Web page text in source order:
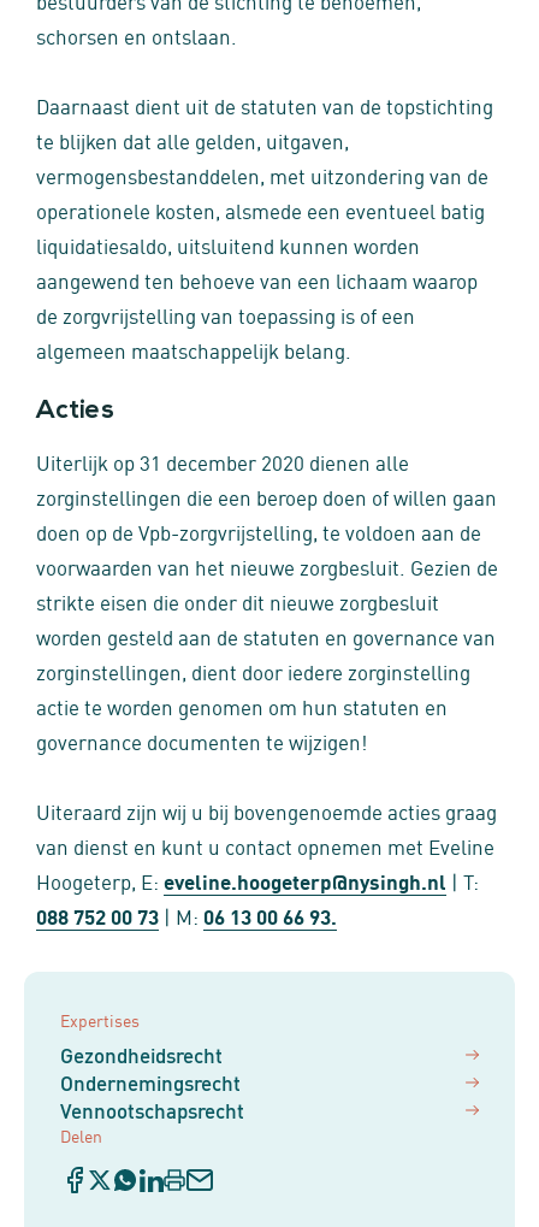
schorsen en ontslaan.
Daarnaast dient uit de statuten van de topstichting
te blijken dat alle gelden, uitgaven,
vermogensbestanddelen, met uitzondering van de
operationele kosten, alsmede een eventueel batig
liquidatiesaldo, uitsluitend kunnen worden
aangewend ten behoeve van een lichaam waarop
de zorgvrijstelling van toepassing is of een
algemeen maatschappelijk belang.
Acties
Uiterlijk op 31 december 2020 dienen alle
zorginstellingen die een beroep doen of willen gaan
doen op de Vpb-zorgvrijstelling, te voldoen aan de
voorwaarden van het nieuwe zorgbesluit. Gezien de
strikte eisen die onder dit nieuwe zorgbesluit
worden gesteld aan de statuten en governance van
zorginstellingen, dient door iedere zorginstelling
actie te worden genomen om hun statuten en
governance documenten te wijzigen!
Uiteraard zijn wij u bij bovengenoemde acties graag
van dienst en kunt u contact opnemen met Eveline
Hoogeterp, E: eveline.hoogeterp@nysingh.nl | T:
088 752 00 73 | M: 06 13 00 66 93.
Expertises
Gezondheidsrecht
Ondernemingsrecht
Vennootschapsrecht
Delen